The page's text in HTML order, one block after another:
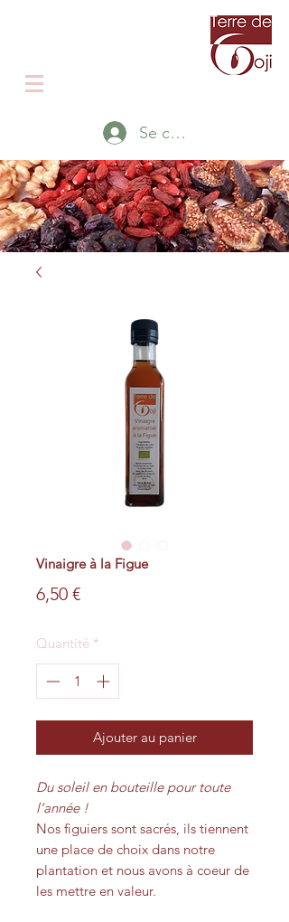
Se connecter
Vinaigre à la Figue
6,50 €Prix
Quantité *
Ajouter au panier
Du soleil en bouteille pour toute
l’année !
Nos figuiers sont sacrés, ils tiennent
une place de choix dans notre
plantation et nous avons à coeur de
les mettre en valeur.